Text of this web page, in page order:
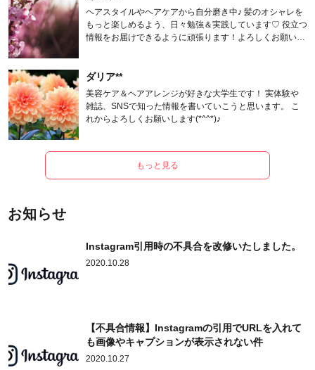
ヘアスタイルやヘアケアから自分磨き中♪ 髪のオシャレを
もっと楽しめるよう、日々勉強＆実践しています♡ 役立つ
情報をお届けできるように頑張ります！よろしくお願いし
ダリア**
美容ケア＆ヘアアレンジが好きな大学生です！ 実体験や
雑誌、SNSで知った情報を書いていこうと思います。 こ
れからよろしくお願いします(*^^*)♪
もっと見る
お知らせ
Instagram引用時の不具合を改修いたしました。
2020.10.28
【不具合情報】Instagramの引用でURLを入れて
も画像やキャプションが表示されない件
2020.10.27